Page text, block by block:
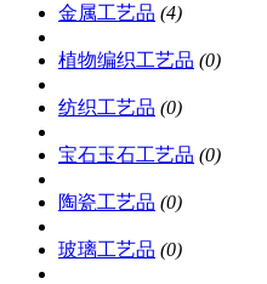
金属工艺品 (4)
植物编织工艺品 (0)
纺织工艺品 (0)
宝石玉石工艺品 (0)
陶瓷工艺品 (0)
玻璃工艺品 (0)